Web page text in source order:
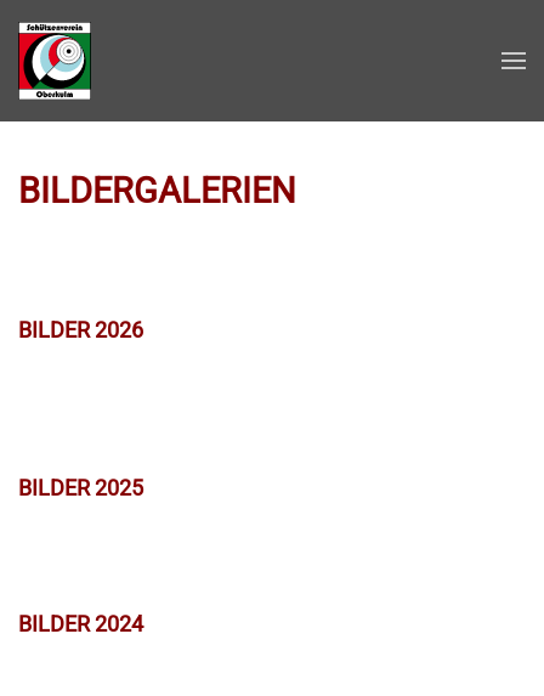
Zum Hauptinhalt springen
BILDERGALERIEN
BILDER 2026
BILDER 2025
BILDER 2024